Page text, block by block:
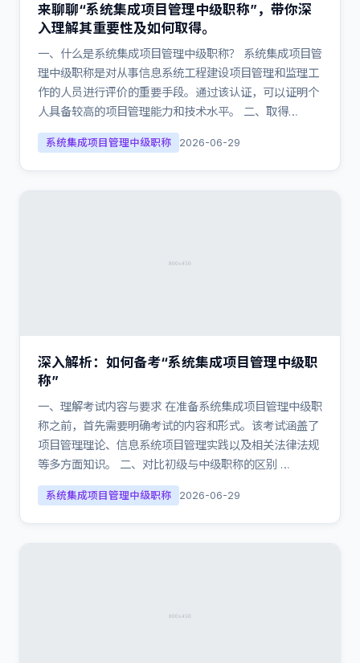
来聊聊“系统集成项目管理中级职称”，带你深
入理解其重要性及如何取得。
一、什么是系统集成项目管理中级职称？ 系统集成项目管
理中级职称是对从事信息系统工程建设项目管理和监理工
作的人员进行评价的重要手段。通过该认证，可以证明个
人具备较高的项目管理能力和技术水平。 二、取得…
系统集成项目管理中级职称 2026-06-29
深入解析：如何备考“系统集成项目管理中级职
称”
一、理解考试内容与要求 在准备系统集成项目管理中级职
称之前，首先需要明确考试的内容和形式。该考试涵盖了
项目管理理论、信息系统项目管理实践以及相关法律法规
等多方面知识。 二、对比初级与中级职称的区别 …
系统集成项目管理中级职称 2026-06-29